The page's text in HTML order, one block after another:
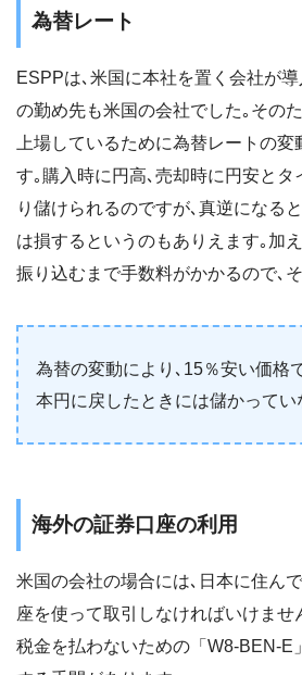
為替レート
ESPPは､米国に本社を置く会社が
の勤め先も米国の会社でした｡その
上場しているために為替レートの変
す｡購入時に円高､売却時に円安とタ
り儲けられるのですが､真逆になる
は損するというのもありえます｡加
振り込むまで手数料がかかるので､
為替の変動により､15％安い価格
本円に戻したときには儲かってい
海外の証券口座の利用
米国の会社の場合には､日本に住ん
座を使って取引しなければいけませ
税金を払わないための「W8-BEN-E